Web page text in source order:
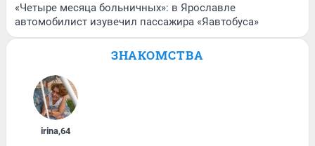
«Четыре месяца больничных»: в Ярославле
автомобилист изувечил пассажира «Яавтобуса»
ЗНАКОМСТВА
irina,64